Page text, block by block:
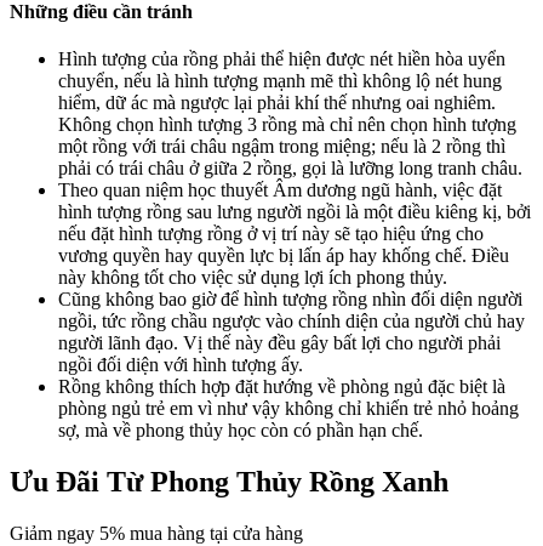
Những điều cần tránh
Hình tượng của rồng phải thể hiện được nét hiền hòa uyển
chuyển, nếu là hình tượng mạnh mẽ thì không lộ nét hung
hiểm, dữ ác mà ngược lại phải khí thế nhưng oai nghiêm.
Không chọn hình tượng 3 rồng mà chỉ nên chọn hình tượng
một rồng với trái châu ngậm trong miệng; nếu là 2 rồng thì
phải có trái châu ở giữa 2 rồng, gọi là lưỡng long tranh châu.
Theo quan niệm học thuyết Âm dương ngũ hành, việc đặt
hình tượng rồng sau lưng người ngồi là một điều kiêng kị, bởi
nếu đặt hình tượng rồng ở vị trí này sẽ tạo hiệu ứng cho
vương quyền hay quyền lực bị lấn áp hay khống chế. Điều
này không tốt cho việc sử dụng lợi ích phong thủy.
Cũng không bao giờ để hình tượng rồng nhìn đối diện người
ngồi, tức rồng chầu ngược vào chính diện của người chủ hay
người lãnh đạo. Vị thế này đều gây bất lợi cho người phải
ngồi đối diện với hình tượng ấy.
Rồng không thích hợp đặt hướng về phòng ngủ đặc biệt là
phòng ngủ trẻ em vì như vậy không chỉ khiến trẻ nhỏ hoảng
sợ, mà về phong thủy học còn có phần hạn chế.
Ưu Đãi Từ Phong Thủy Rồng Xanh
Giảm ngay 5% mua hàng tại cửa hàng